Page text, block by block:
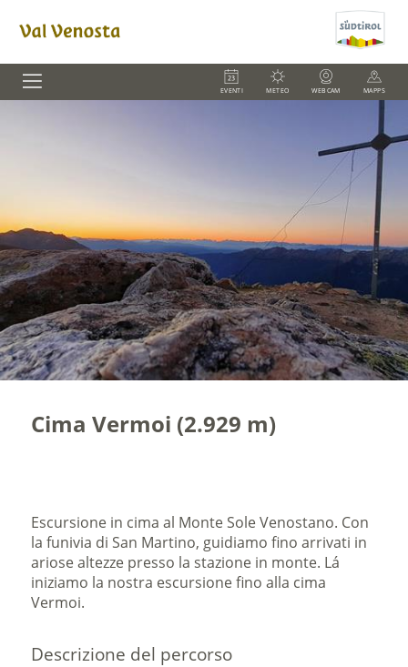
EVENTI METEO WEBCAM MAPPS
Cima Vermoi (2.929 m)
Escursione in cima al Monte Sole Venostano. Con
la funivia di San Martino, guidiamo fino arrivati in
ariose altezze presso la stazione in monte. Lá
iniziamo la nostra escursione fino alla cima
Vermoi.
Descrizione del percorso